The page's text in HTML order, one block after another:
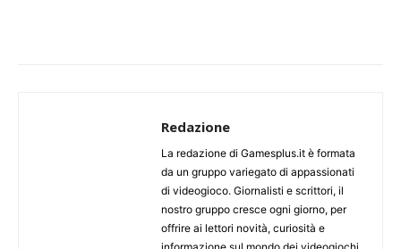
Redazione
La redazione di Gamesplus.it è formata
da un gruppo variegato di appassionati
di videogioco. Giornalisti e scrittori, il
nostro gruppo cresce ogni giorno, per
offrire ai lettori novità, curiosità e